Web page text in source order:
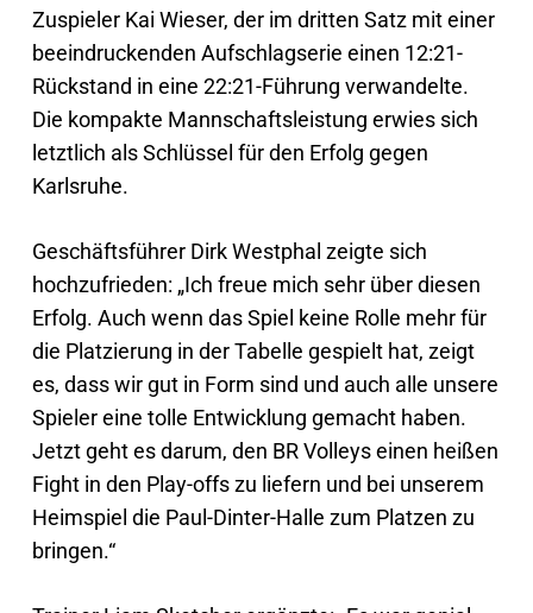
Zuspieler Kai Wieser, der im dritten Satz mit einer
beeindruckenden Aufschlagserie einen 12:21-
Rückstand in eine 22:21-Führung verwandelte.
Die kompakte Mannschaftsleistung erwies sich
letztlich als Schlüssel für den Erfolg gegen
Karlsruhe.
Geschäftsführer Dirk Westphal zeigte sich
hochzufrieden: „Ich freue mich sehr über diesen
Erfolg. Auch wenn das Spiel keine Rolle mehr für
die Platzierung in der Tabelle gespielt hat, zeigt
es, dass wir gut in Form sind und auch alle unsere
Spieler eine tolle Entwicklung gemacht haben.
Jetzt geht es darum, den BR Volleys einen heißen
Fight in den Play-offs zu liefern und bei unserem
Heimspiel die Paul-Dinter-Halle zum Platzen zu
bringen.“